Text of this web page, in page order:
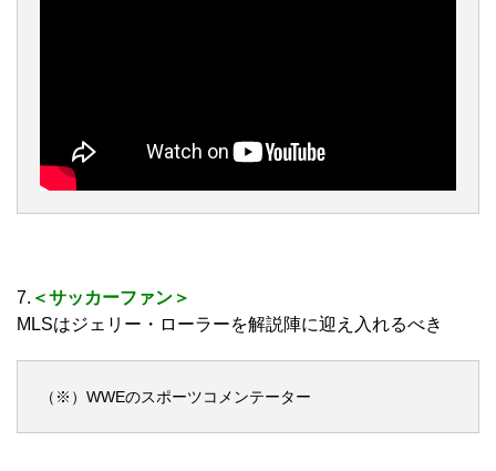
7. ＜サッカーファン＞
MLSはジェリー・ローラーを解説陣に迎え入れるべき
（※）WWEのスポーツコメンテーター